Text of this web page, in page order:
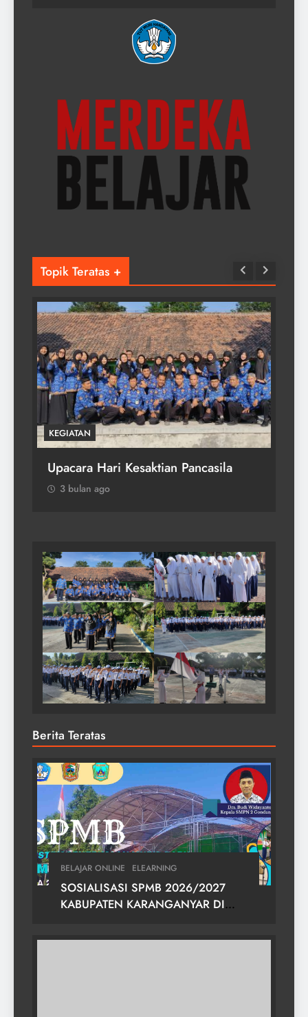
Topik Teratas +
KEGIATAN
Upacara Hari Kesaktian Pancasila
3 bulan ago
Berita Teratas
BELAJAR ONLINE ELEARNING
SOSIALISASI SPMB 2026/2027
KABUPATEN KARANGANYAR DI